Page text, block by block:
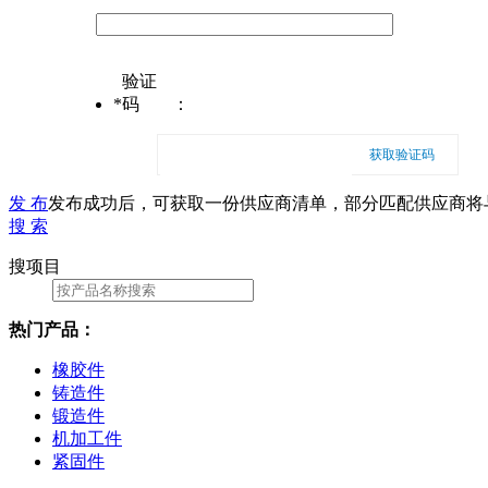
*
验证
码
：
获取验证码
发 布发布成功后，可获取一份供应商清单，部分匹配供应商
搜 索
搜项目
热门产品：
橡胶件
铸造件
锻造件
机加工件
紧固件